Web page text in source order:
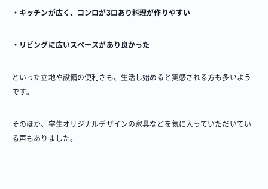
・キッチンが広く、コンロが3口あり料理が作りやすい
・リビングに広いスペースがあり良かった
といった立地や設備の便利さも、生活し始めると実感される方も多いよう
です。
そのほか、学生オリジナルデザインの家具などを気に入っていただいてい
る声もありました。